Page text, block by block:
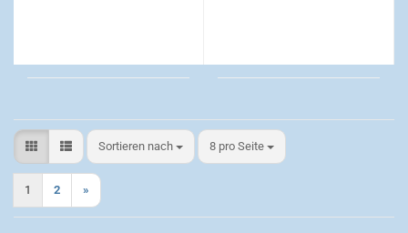
Sortieren nach
Sortieren nach 8 pro Seite
pro Seite
1 2 »